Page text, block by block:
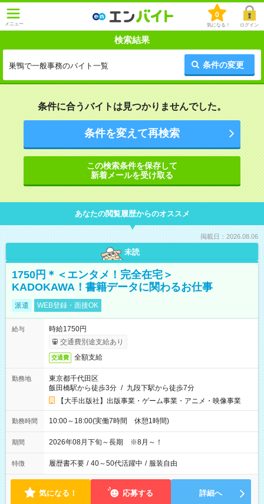
メニュー
0
気になる！ ログイン
検索結果
巣鴨で一般事務のバイト一覧 条件の変更
条件に合うバイトは見つかりませんでした。
条件を変えて再検索
この検索条件を保存して
新着メールを受け取る
あなたの閲覧履歴からのオススメ
掲載日：2026.08.06
未読
1750円＊＜エンタメ！完全在宅＞
KADOKAWA！書籍データに関わるお仕事
派遣 WEB登録・面接OK
給与
時給1750円
交通費別途支給あり
交通費 全額支給
勤務地
東京都千代田区
飯田橋駅から徒歩3分 / 九段下駅から徒歩7分
【大手出版社】出版事業・ゲーム事業・アニメ・映像事業
勤務時間 10:00～18:00(実働7時間 休憩1時間)
期間 2026年08月下旬～長期 ※8月～！
特徴 履歴書不要 / 40～50代活躍中 / 服装自由
気になる！ 応募する 詳細へ